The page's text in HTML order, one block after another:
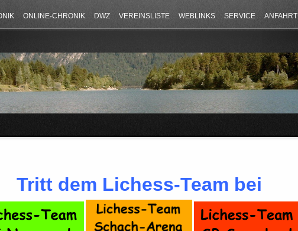
ONLINE-CHRONIK DWZ VEREINSLISTE WEBLINKS SERVICE ANFAHRT
Tritt dem Lichess-Team bei